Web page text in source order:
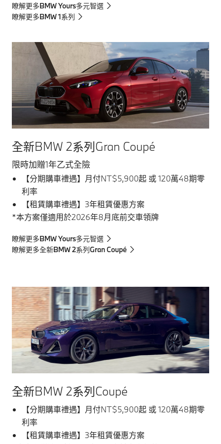
瞭解更多BMW Yours多元智選
瞭解更多BMW 1系列
全新BMW 2系列Gran Coupé
限時加贈1年乙式全險
【分期購車禮遇】月付NT$5,900起 或 120萬48期零
利率
【租賃購車禮遇】3年租賃優惠方案
*本方案僅適用於2026年8月底前交車領牌
瞭解更多BMW Yours多元智選
瞭解更多全新BMW 2系列Gran Coupé
全新BMW 2系列Coupé
【分期購車禮遇】月付NT$5,900起 或 120萬48期零
利率
【租賃購車禮遇】3年租賃優惠方案